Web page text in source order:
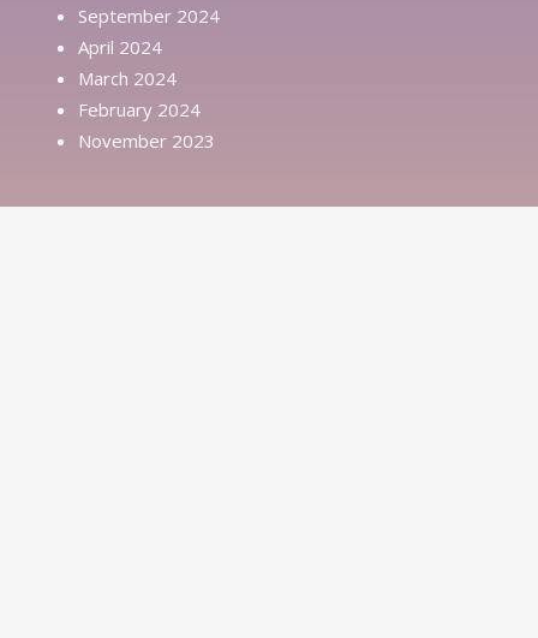
September 2024
April 2024
March 2024
February 2024
November 2023